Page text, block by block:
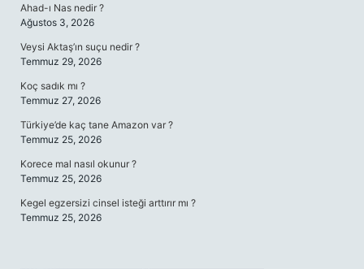
Ahad-ı Nas nedir ?
Ağustos 3, 2026
Veysi Aktaş’ın suçu nedir ?
Temmuz 29, 2026
Koç sadık mı ?
Temmuz 27, 2026
Türkiye’de kaç tane Amazon var ?
Temmuz 25, 2026
Korece mal nasıl okunur ?
Temmuz 25, 2026
Kegel egzersizi cinsel isteği arttırır mı ?
Temmuz 25, 2026